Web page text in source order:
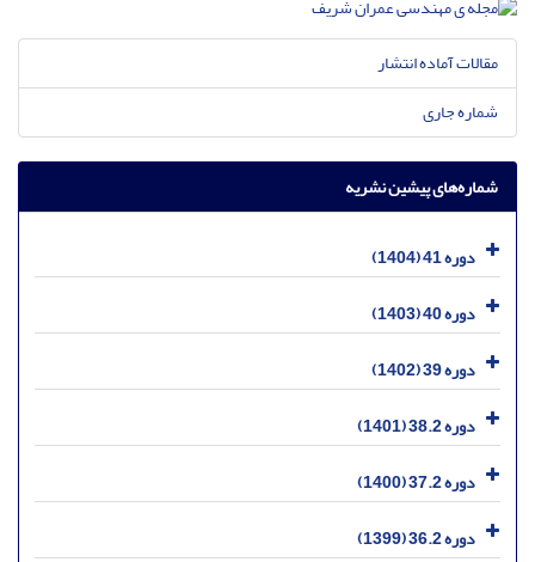
مقالات آماده انتشار
شماره جاری
شماره‌های پیشین نشریه
دوره 41 (1404)
دوره 40 (1403)
دوره 39 (1402)
دوره 38.2 (1401)
دوره 37.2 (1400)
دوره 36.2 (1399)